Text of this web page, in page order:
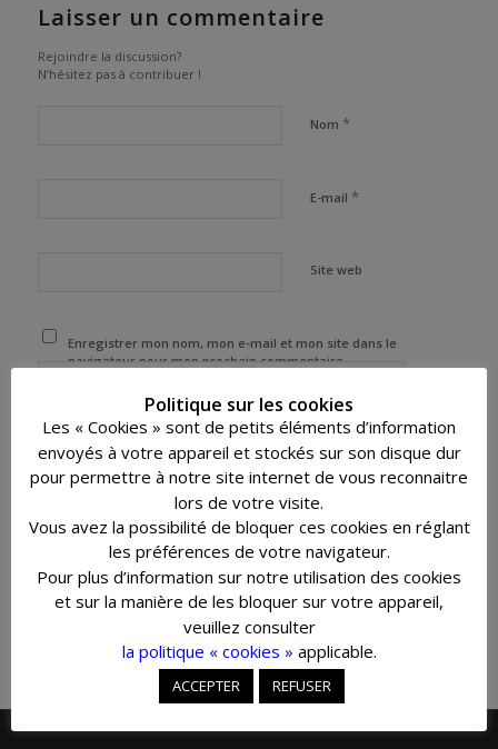
Laisser un commentaire
Rejoindre la discussion?
N’hésitez pas à contribuer !
Nom *
E-mail *
Site web
Enregistrer mon nom, mon e-mail et mon site dans le
navigateur pour mon prochain commentaire.
Politique sur les cookies
Les « Cookies » sont de petits éléments d’information
envoyés à votre appareil et stockés sur son disque dur
pour permettre à notre site internet de vous reconnaitre
lors de votre visite.
Vous avez la possibilité de bloquer ces cookies en réglant
les préférences de votre navigateur.
Pour plus d’information sur notre utilisation des cookies
et sur la manière de les bloquer sur votre appareil,
veuillez consulter
la politique « cookies » applicable.
ACCEPTER REFUSER